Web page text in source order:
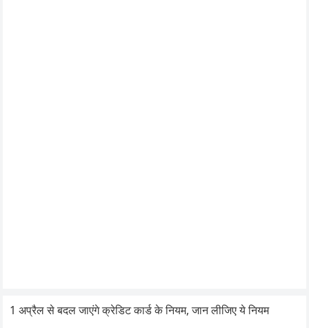
1 अप्रैल से बदल जाएंगे क्रेडिट कार्ड के नियम, जान लीजिए ये नियम